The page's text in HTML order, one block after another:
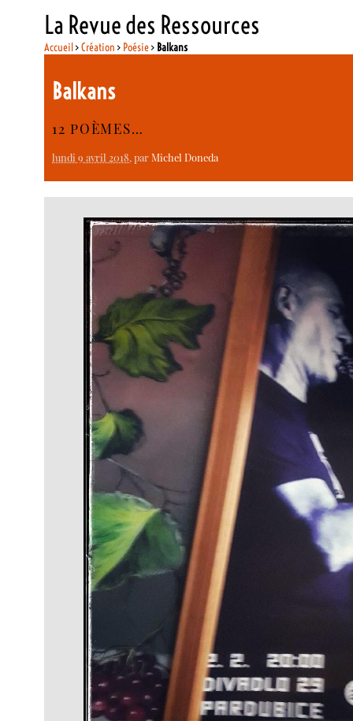
La Revue des Ressources
Accueil>Création > Poésie> Balkans
Balkans
12 POÈMES…
lundi 9 avril 2018, parMichel Doneda